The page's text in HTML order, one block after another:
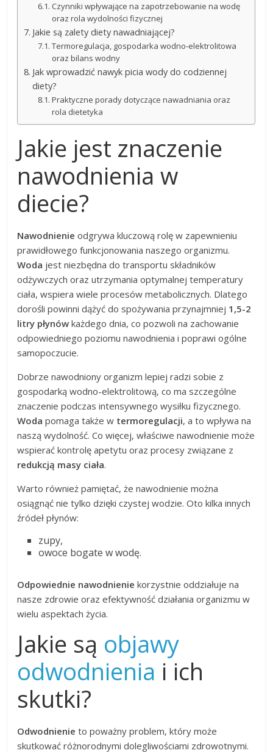
Czynniki wpływające na zapotrzebowanie na wodę
oraz rola wydolności fizycznej
Jakie są zalety diety nawadniającej?
Termoregulacja, gospodarka wodno-elektrolitowa
oraz bilans wodny
Jak wprowadzić nawyk picia wody do codziennej
diety?
Praktyczne porady dotyczące nawadniania oraz
rola dietetyka
Jakie jest znaczenie
nawodnienia w
diecie?
Nawodnienie odgrywa kluczową rolę w zapewnieniu
prawidłowego funkcjonowania naszego organizmu.
Woda jest niezbędna do transportu składników
odżywczych oraz utrzymania optymalnej temperatury
ciała, wspiera wiele procesów metabolicznych. Dlatego
dorośli powinni dążyć do spożywania przynajmniej 1,5-2
litry płynów każdego dnia, co pozwoli na zachowanie
odpowiedniego poziomu nawodnienia i poprawi ogólne
samopoczucie.
Dobrze nawodniony organizm lepiej radzi sobie z
gospodarką wodno-elektrolitową, co ma szczególne
znaczenie podczas intensywnego wysiłku fizycznego.
Woda pomaga także w termoregulacji, a to wpływa na
naszą wydolność. Co więcej, właściwe nawodnienie może
wspierać kontrolę apetytu oraz procesy związane z
redukcją masy ciała.
Warto również pamiętać, że nawodnienie można
osiągnąć nie tylko dzięki czystej wodzie. Oto kilka innych
źródeł płynów:
zupy,
owoce bogate w wodę.
Odpowiednie nawodnienie korzystnie oddziałuje na
nasze zdrowie oraz efektywność działania organizmu w
wielu aspektach życia.
Jakie są objawy
odwodnienia i ich
skutki?
Odwodnienie to poważny problem, który może
skutkować różnorodnymi dolegliwościami zdrowotnymi.